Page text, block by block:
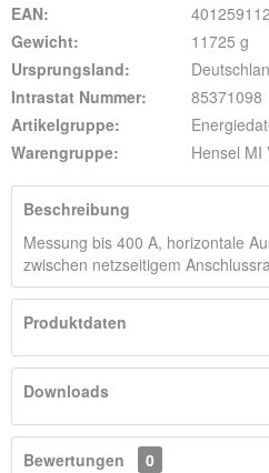
EAN:
Gewicht:
11725 g
Ursprungsland:
Intrastat Nummer:
85371098
Artikelgruppe:
Warengruppe:
Hensel MI
Beschreibung
Messung bis 400 A, horizontale
zwischen netzseitigem
Produktdaten
Downloads
Bewertungen
0